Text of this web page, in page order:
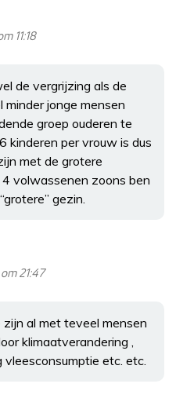
11:18
de vergrijzing als de
jonge mensen
groep ouderen te
kinderen per vrouw is dus
met de grotere
volwassenen zoons ben
gezin.
21:47
al met teveel mensen
klimaatverandering ,
etc. etc.